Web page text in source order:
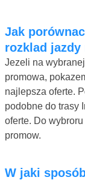
Jak porównac promy, sprawdzic ceny i
rozklad jazdy
Jezeli na
promowa,
najlepsza oferte.
podobne do trasy
oferte. Do
promow.
W jaki sposób otrzymujesz bilet i jak zmienic